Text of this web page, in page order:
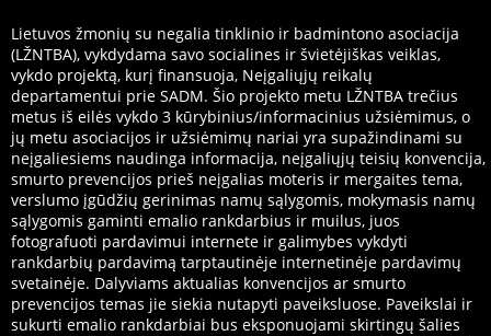
Lietuvos žmonių su negalia tinklinio ir badmintono asociacija
(LŽNTBA), vykdydama savo socialines ir švietėjiškas veiklas,
vykdo projektą, kurį finansuoja, Neįgaliųjų reikalų
departamentui prie SADM. Šio projekto metu LŽNTBA trečius
metus iš eilės vykdo 3 kūrybinius/informacinius užsiėmimus, o
jų metu asociacijos ir užsiėmimų nariai yra supažindinami su
neįgaliesiems naudinga informacija, neįgaliųjų teisių konvencija,
smurto prevencijos prieš neįgalias moteris ir mergaites tema,
verslumo įgūdžių gerinimas namų sąlygomis, mokymasis namų
sąlygomis gaminti emalio rankdarbius ir muilus, juos
fotografuoti pardavimui internete ir galimybes vykdyti
rankdarbių pardavimą tarptautinėje internetinėje pardavimų
svetainėje. Dalyviams aktualias konvencijos ar smurto
prevencijos temas jie siekia nutapyti paveiksluose. Paveikslai ir
sukurti emalio rankdarbiai bus eksponuojami skirtingų šalies